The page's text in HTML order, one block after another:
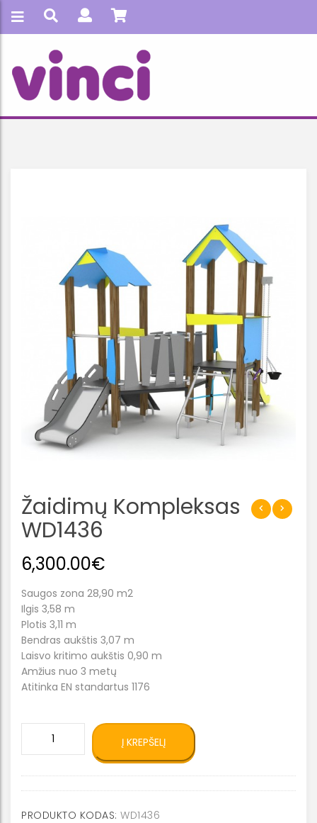
Žaidimų Kompleksas
WD1436
6,300.00€
Saugos zona 28,90 m2
Ilgis 3,58 m
Plotis 3,11 m
Bendras aukštis 3,07 m
Laisvo kritimo aukštis 0,90 m
Amžius nuo 3 metų
Atitinka EN standartus 1176
kompleksas
WD1436
Į KREPŠELĮ
PRODUKTO KODAS: WD1436